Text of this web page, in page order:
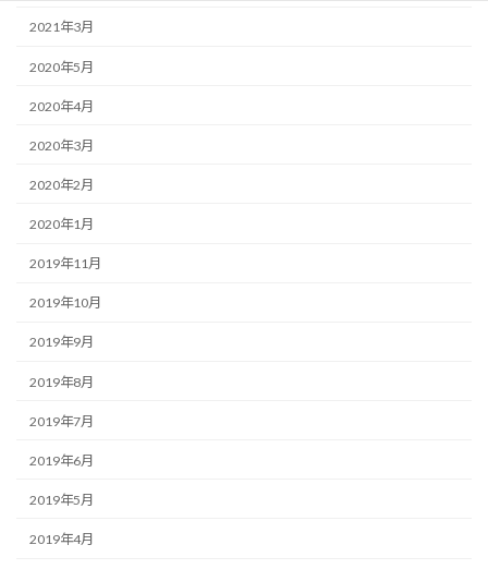
2021年3月
2020年5月
2020年4月
2020年3月
2020年2月
2020年1月
2019年11月
2019年10月
2019年9月
2019年8月
2019年7月
2019年6月
2019年5月
2019年4月